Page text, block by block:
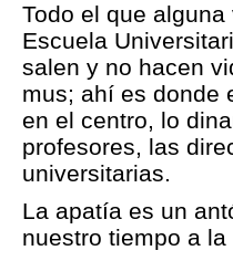
Todo el que
Escuela
salen y no hacen
mus; ahí es donde
en el centro, lo
profesores, las
universitarias.
La apatía es un
nuestro tiempo a